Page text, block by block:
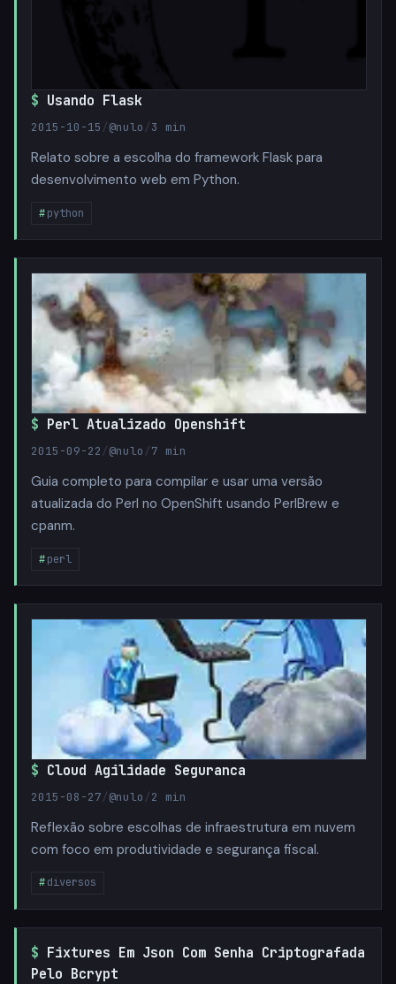
Usando Flask
2015-10-15/@nulo/3 min
Relato sobre a escolha do framework Flask para
desenvolvimento web em Python.
python
Perl Atualizado Openshift
2015-09-22 /@nulo /7 min
Guia completo para compilar e usar uma versão
atualizada do Perl no OpenShift usando PerlBrew e
cpanm.
perl
Cloud Agilidade Seguranca
2015-08-27/@nulo /2 min
Reflexão sobre escolhas de infraestrutura em nuvem
com foco em produtividade e segurança fiscal.
diversos
Fixtures Em Json Com Senha Criptografada
Pelo Bcrypt